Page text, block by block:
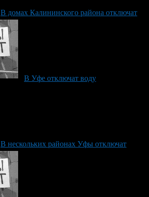
В домах Калининского района отключат
В Уфе отключат воду
В нескольких районах Уфы отключат